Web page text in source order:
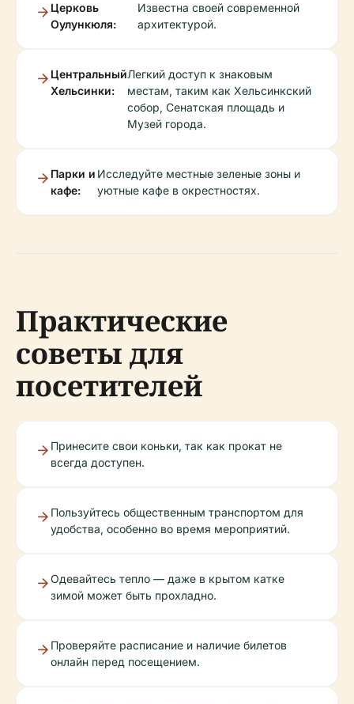
Церковь
Оулункюля:
Известна своей современной
архитектурой.
Центральный
Хельсинки:
Легкий доступ к знаковым
местам, таким как Хельсинкский
собор, Сенатская площадь и
Музей города.
Парки и
кафе:
Исследуйте местные зеленые зоны и
уютные кафе в окрестностях.
Практические
советы для
посетителей
Принесите свои коньки, так как прокат не
всегда доступен.
Пользуйтесь общественным транспортом для
удобства, особенно во время мероприятий.
Одевайтесь тепло — даже в крытом катке
зимой может быть прохладно.
Проверяйте расписание и наличие билетов
онлайн перед посещением.